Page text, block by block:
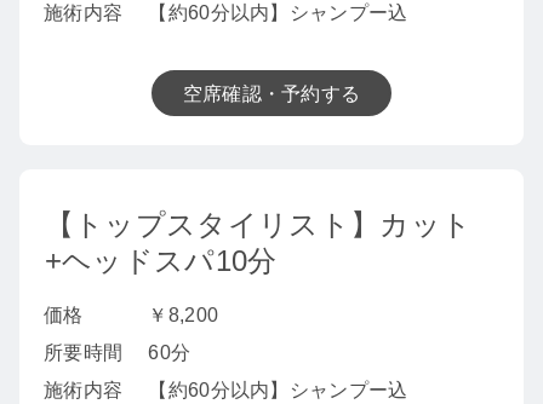
施術内容
【約60分以内】シャンプー込
空席確認・予約する
【トップスタイリスト】カット
+ヘッドスパ10分
価格
￥8,200
所要時間
60分
施術内容
【約60分以内】シャンプー込